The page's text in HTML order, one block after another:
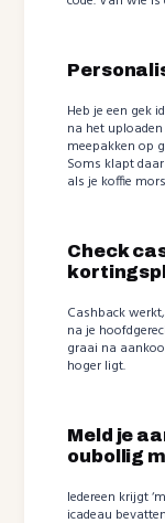
Heb je een gek
na het
meepakken op
Soms klapt
als je koffie
Check
Cashback
na je
graai na
hoger ligt.
Meld je
oubollig
Iedereen krijgt
icadeau